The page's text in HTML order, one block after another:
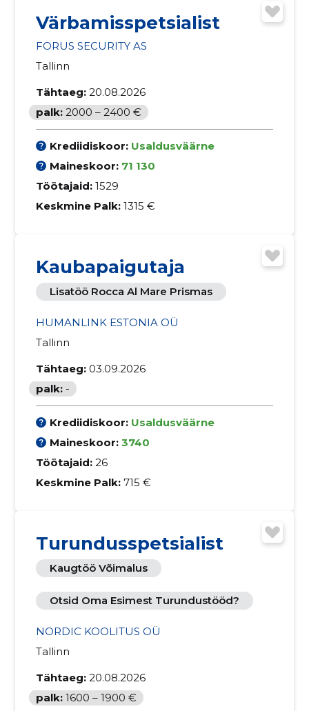
Värbamisspetsialist
FORUS SECURITY AS
Tallinn
Tähtaeg: 20.08.2026
palk: 2000 – 2400 €
Krediidiskoor: Usaldusväärne
Maineskoor: 71 130
Töötajaid: 1529
Keskmine Palk: 1315 €
Kaubapaigutaja
Lisatöö Rocca Al Mare Prismas
HUMANLINK ESTONIA OÜ
Tallinn
Tähtaeg: 03.09.2026
palk: -
Krediidiskoor: Usaldusväärne
Maineskoor: 3740
Töötajaid: 26
Keskmine Palk: 715 €
Turundusspetsialist
Kaugtöö Võimalus
Otsid Oma Esimest Turundustööd?
NORDIC KOOLITUS OÜ
Tallinn
Tähtaeg: 20.08.2026
palk: 1600 – 1900 €